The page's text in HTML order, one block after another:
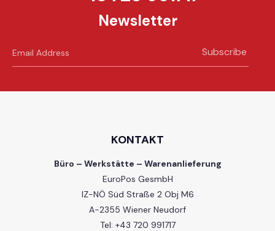
Newsletter
Subscribe
KONTAKT
Büro – Werkstätte – Warenanlieferung
EuroPos GesmbH
IZ-NÖ Süd Straße 2 Obj M6
A-2355 Wiener Neudorf
Tel: +43 720 991717